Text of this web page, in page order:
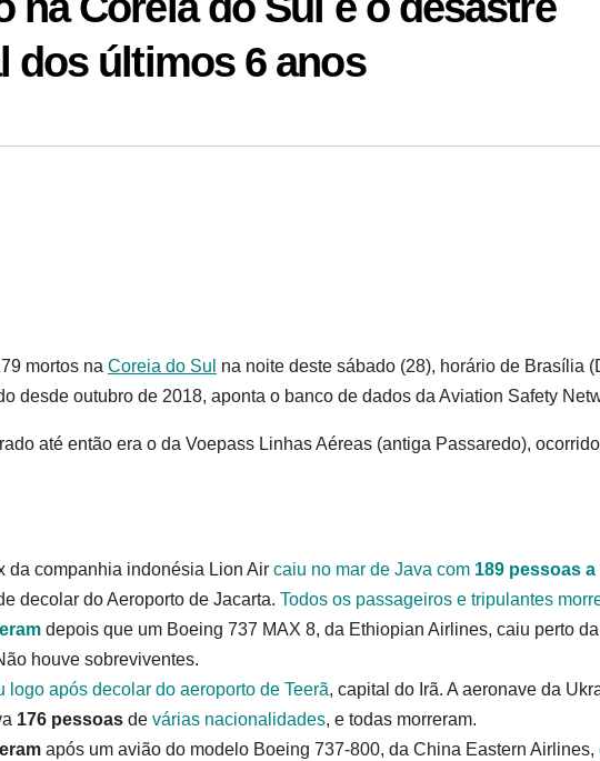
dos últimos 6 anos
mortos na Coreia do Sul na noite deste sábado (28), horário de Brasília
desde outubro de 2018, aponta o banco de dados da Aviation Safety
até então era o da Voepass Linhas Aéreas (antiga Passaredo),
da companhia indonésia Lion Air caiu no mar de Java com 189 pessoas a
decolar do Aeroporto de Jacarta. Todos os passageiros e tripulantes
depois que um Boeing 737 MAX 8, da Ethiopian Airlines, caiu perto da
houve sobreviventes.
logo após decolar do aeroporto de Teerã, capital do Irã. A aeronave da
176 pessoas de várias nacionalidades, e todas morreram.
após um avião do modelo Boeing 737-800, da China Eastern Airlines,